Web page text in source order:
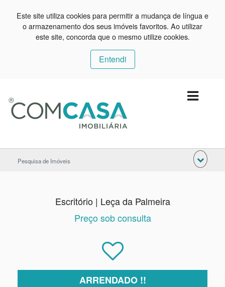
Este site utiliza cookies para permitir a mudança de língua e
o armazenamento dos seus imóveis favoritos. Ao utilizar
este site, concorda que o mesmo utilize cookies.
Entendi
Pesquisa de Imóveis
Escritório | Leça da Palmeira
Preço sob consulta
ARRENDADO !!